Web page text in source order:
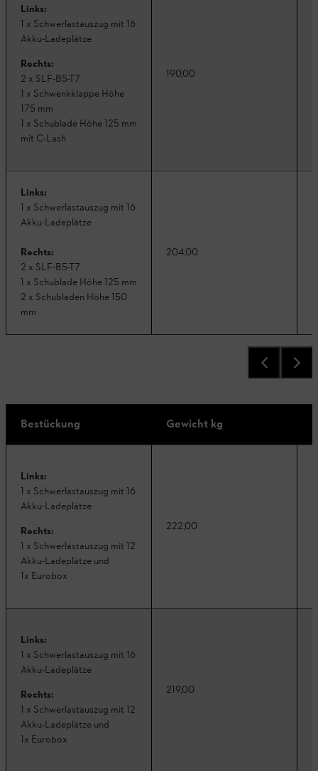
Links:
1 x Schwerlastauszug mit 16
Akku-Ladeplätze
Rechts:
2 x SLF-B5-T7
1 x Schwenkklappe Höhe
175 mm
1 x Schublade Höhe 125 mm
mit C-Lash
190,00
Links:
1 x Schwerlastauszug mit 16
Akku-Ladeplätze
Rechts:
2 x SLF-B5-T7
1 x Schublade Höhe 125 mm
2 x Schubladen Höhe 150
mm
204,00
Bestückung Gewicht kg
Links:
1 x Schwerlastauszug mit 16
Akku-Ladeplätze
Rechts:
1 x Schwerlastauszug mit 12
Akku-Ladeplätze und
1x Eurobox
222,00
Links:
1 x Schwerlastauszug mit 16
Akku-Ladeplätze
Rechts:
1 x Schwerlastauszug mit 12
Akku-Ladeplätze und
1x Eurobox
219,00